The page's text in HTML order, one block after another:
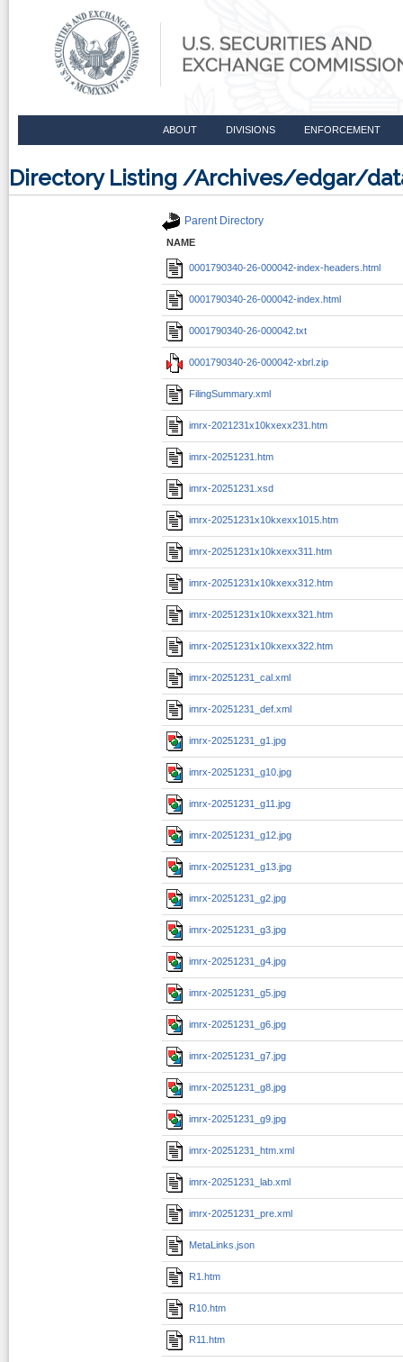
ABOUT DIVISIONS ENFORCEMENT
Directory Listing /Archives/edgar/
Parent Directory
NAME
0001790340-26-000042-index-headers.html
0001790340-26-000042-index.html
0001790340-26-000042.txt
0001790340-26-000042-xbrl.zip
FilingSummary.xml
imrx-2021231x10kxexx231.htm
imrx-20251231.htm
imrx-20251231.xsd
imrx-20251231x10kxexx1015.htm
imrx-20251231x10kxexx311.htm
imrx-20251231x10kxexx312.htm
imrx-20251231x10kxexx321.htm
imrx-20251231x10kxexx322.htm
imrx-20251231_cal.xml
imrx-20251231_def.xml
imrx-20251231_g1.jpg
imrx-20251231_g10.jpg
imrx-20251231_g11.jpg
imrx-20251231_g12.jpg
imrx-20251231_g13.jpg
imrx-20251231_g2.jpg
imrx-20251231_g3.jpg
imrx-20251231_g4.jpg
imrx-20251231_g5.jpg
imrx-20251231_g6.jpg
imrx-20251231_g7.jpg
imrx-20251231_g8.jpg
imrx-20251231_g9.jpg
imrx-20251231_htm.xml
imrx-20251231_lab.xml
imrx-20251231_pre.xml
MetaLinks.json
R1.htm
R10.htm
R11.htm